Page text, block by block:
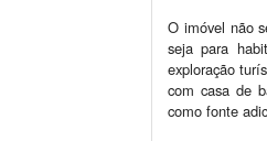
O imóvel não
seja para
exploração
com casa de
como fonte